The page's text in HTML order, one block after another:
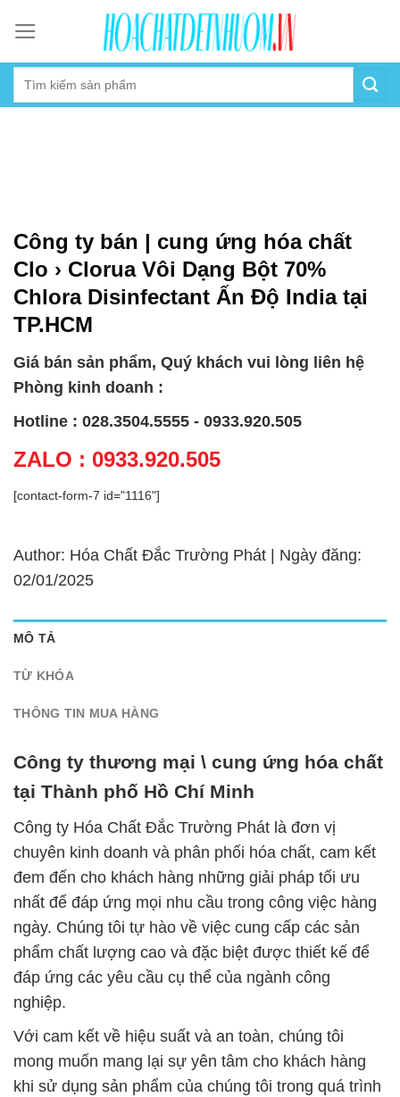
content
Công ty bán | cung ứng hóa chất
Clo › Clorua Vôi Dạng Bột 70%
Chlora Disinfectant Ấn Độ India tại
TP.HCM
Giá bán sản phẩm, Quý khách vui lòng liên hệ
Phòng kinh doanh :
Hotline : 028.3504.5555 - 0933.920.505
ZALO : 0933.920.505
[contact-form-7 id="1116"]
Author: Hóa Chất Đắc Trường Phát | Ngày đăng:
02/01/2025
MÔ TẢ
TỪ KHÓA
THÔNG TIN MUA HÀNG
Công ty thương mại \ cung ứng hóa chất
tại Thành phố Hồ Chí Minh
Công ty Hóa Chất Đắc Trường Phát là đơn vị
chuyên kinh doanh và phân phối hóa chất, cam kết
đem đến cho khách hàng những giải pháp tối ưu
nhất để đáp ứng mọi nhu cầu trong công việc hàng
ngày. Chúng tôi tự hào về việc cung cấp các sản
phẩm chất lượng cao và đặc biệt được thiết kế để
đáp ứng các yêu cầu cụ thể của ngành công
nghiệp.
Với cam kết về hiệu suất và an toàn, chúng tôi
mong muốn mang lại sự yên tâm cho khách hàng
khi sử dụng sản phẩm của chúng tôi trong quá trình